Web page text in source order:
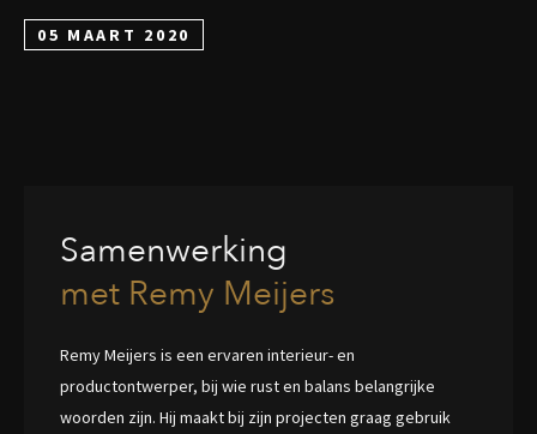
05 MAART 2020
Samenwerking
met Remy Meijers
Remy Meijers is een ervaren interieur- en
productontwerper, bij wie rust en balans belangrijke
woorden zijn. Hij maakt bij zijn projecten graag gebruik